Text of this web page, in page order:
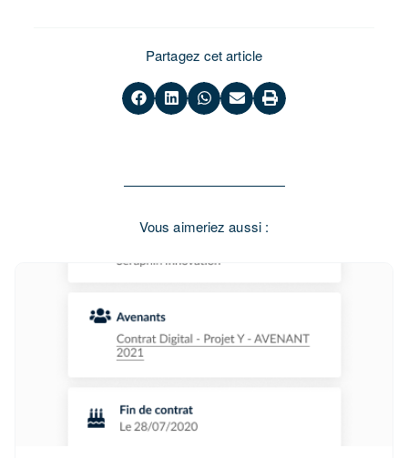
Partagez cet article
Vous aimeriez aussi :